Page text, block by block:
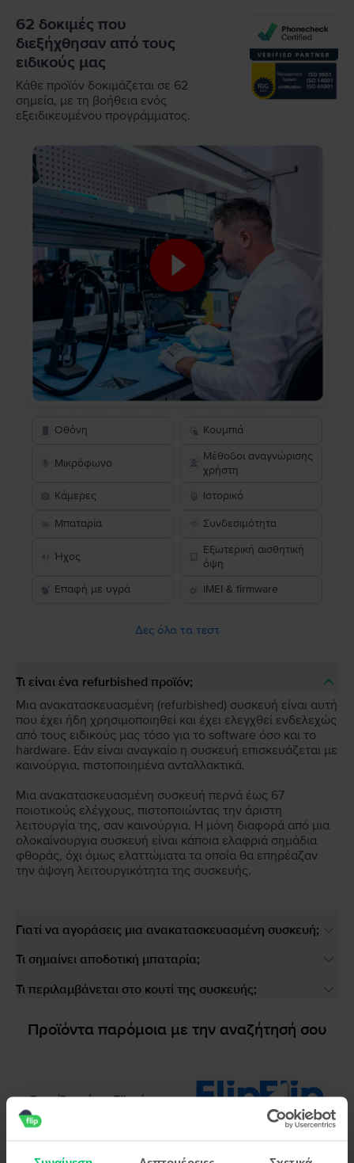
62 δοκιμές που
διεξήχθησαν από τους
ειδικούς μας
Κάθε προϊόν δοκιμάζεται σε 62
σημεία, με τη βοήθεια ενός
εξειδικευμένου προγράμματος.
Οθόνη Κουμπιά
Μικρόφωνο
Μέθοδοι αναγνώρισης
χρήστη
Κάμερες
Ιστορικό
Μπαταρία Συνδεσιμότητα
Ήχος
Εξωτερική αισθητική
όψη
Επαφή με υγρά
IMEI & firmware
Δες όλα τα τεστ
Τι είναι ένα refurbished προϊόν;
Μια ανακατασκευασμένη (refurbished) συσκευή είναι αυτή
που έχει ήδη χρησιμοποιηθεί και έχει ελεγχθεί ενδελεχώς
από τους ειδικούς μας τόσο για το software όσο και το
hardware. Εάν είναι αναγκαίο η συσκευή επισκευάζεται με
καινούργια, πιστοποιημένα ανταλλακτικά.
Μια ανακατασκευασμένη συσκευή περνά έως 67
ποιοτικούς ελέγχους, πιστοποιώντας την άριστη
λειτουργία της, σαν καινούργια. Η μόνη διαφορά από μια
ολοκαίνουργια συσκευή είναι κάποια ελαφριά σημάδια
φθοράς, όχι όμως ελαττώματα τα οποία θα επηρέαζαν
την άψογη λειτουργικότητα της συσκευής.
Γιατί να αγοράσεις μια ανακατασκευασμένη συσκευή;
Τι σημαίνει αποδοτική μπαταρία;
Τι περιλαμβάνεται στο κουτί της συσκευής;
Προϊόντα παρόμοια με την αναζήτησή σου